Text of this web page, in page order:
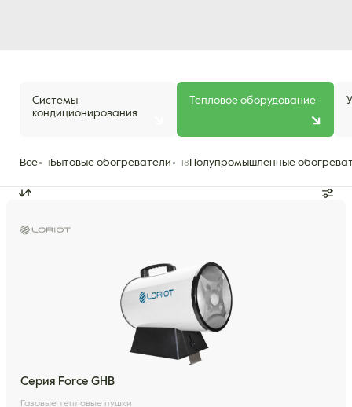
Системы
кондиционирования
Тепловое оборудование
Все Бытовые обогреватели 18 Полупромышленные
Серия Force GHB
Газовые тепловые пушки